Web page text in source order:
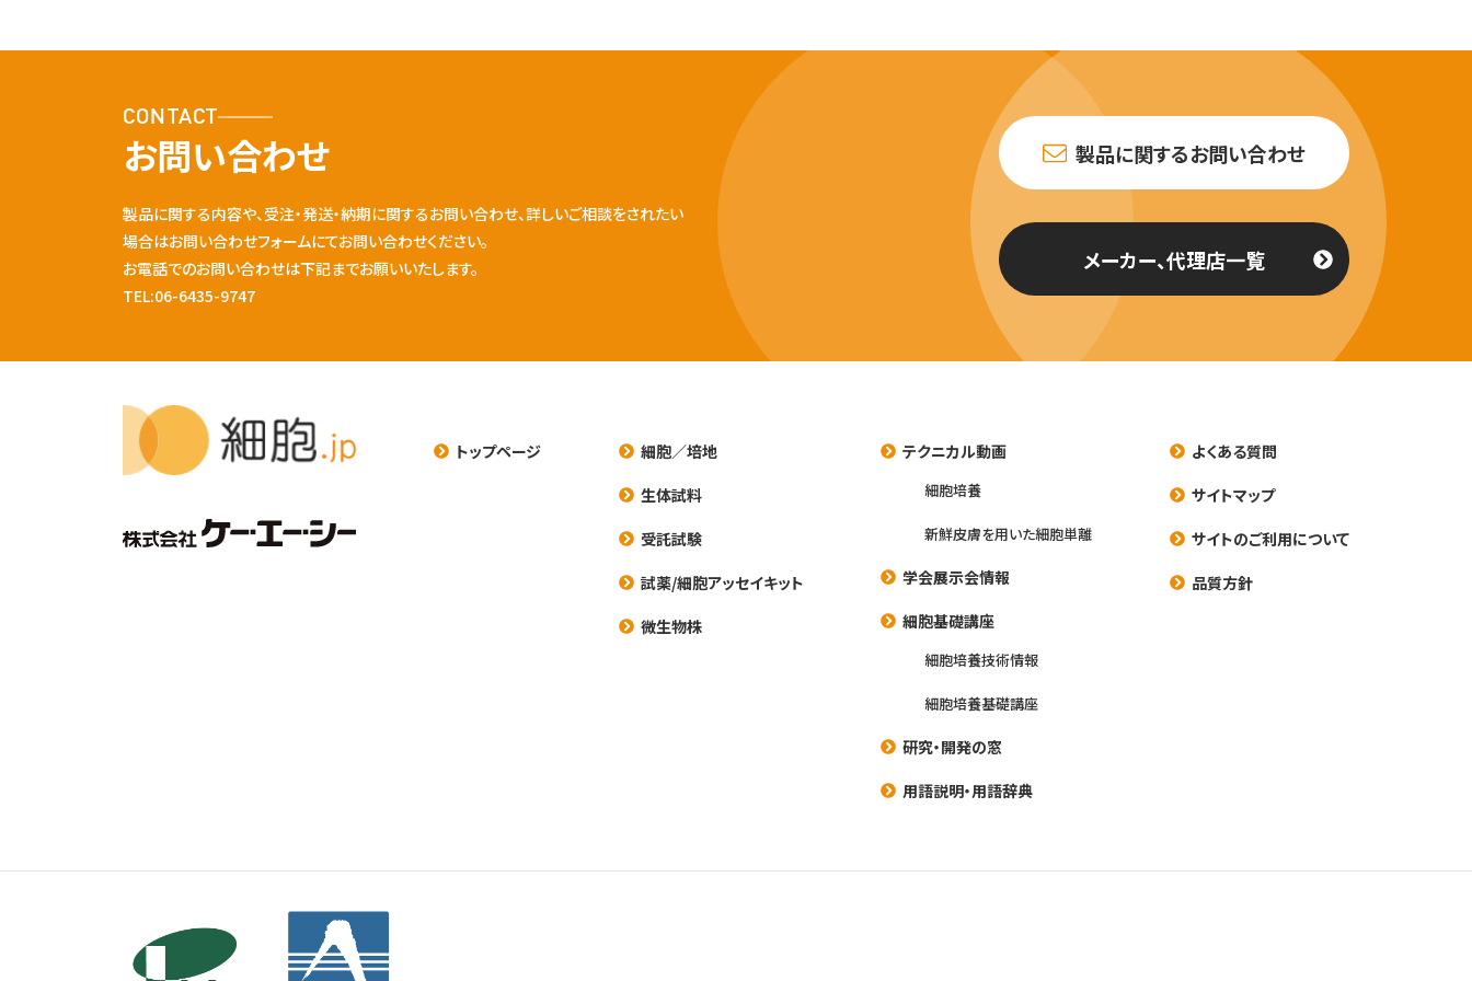
CONTACT
お問い合わせ
製品に関する内容や、受注・発送・納期に関するお問い合わせ、詳しいご相談をされたい
場合はお問い合わせフォームにてお問い合わせください。
お電話でのお問い合わせは下記までお願いいたします。
TEL:06-6435-9747
製品に関するお問い合わせ
メーカー、代理店一覧
トップページ
細胞／培地
生体試料
受託試験
試薬/細胞アッセイキット
微生物株
テクニカル動画
細胞培養
新鮮皮膚を用いた細胞単離
学会展示会情報
細胞基礎講座
細胞培養技術情報
細胞培養基礎講座
研究・開発の窓
用語説明・用語辞典
よくある質問
サイトマップ
サイトのご利用について
品質方針